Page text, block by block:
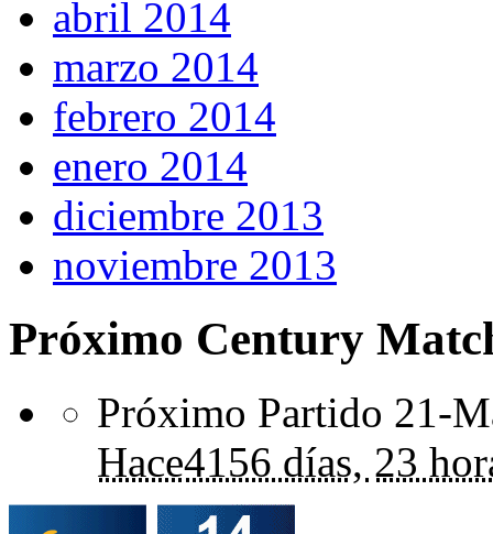
abril 2014
marzo 2014
febrero 2014
enero 2014
diciembre 2013
noviembre 2013
Próximo Century
Próximo Partido 21-
Hace4156 días, 23